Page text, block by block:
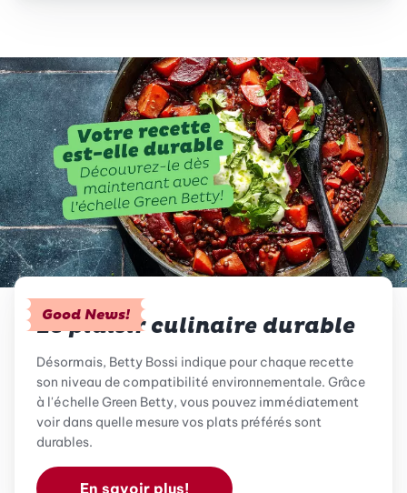
Good News!
Le plaisir culinaire durable
Désormais, Betty Bossi indique pour chaque recette
son niveau de compatibilité environnementale. Grâce
à l'échelle Green Betty, vous pouvez immédiatement
voir dans quelle mesure vos plats préférés sont
durables.
En savoir plus!